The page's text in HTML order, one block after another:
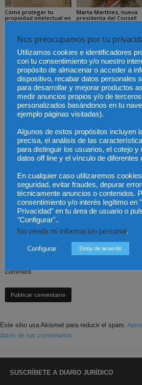
Cómo proteger tu
propiedad intelectual en
el extranjero: claves
Marta Martínez, nueva
presidenta del Consell
de l’Advocacia Catalana
Dejar una respuesta
comment.
Este sitio usa Akismet para reducir el spam.
datos de tus comentarios.
SUSCRÍBETE A DIARIO JURÍDICO
Nos preocupamos por tu
Utilizamos cookies e identificadores
con tu consentimiento y/o nuestro
propósito de almacenar o acceder a
dispositivo, recabar datos personales
para desarrollar y mejorar productos
medir anuncios propios y/o de
personalizados basándonos en tu
ejemplo páginas visitadas).
Algunos de estos propósitos incluyen
precisa, el análisis de las
para distinguir los usuarios, el cotejo y
datos off line y el vínculo de diferentes
En cualquier caso utilizaremos
seguridad, evitar fraudes, depurar
técnicamente anuncios o contenidos.
consentimiento y/o interés legítimo en
Privacidad" en tu área de usuario o
"Configurar"..
No venda mi información personal .
Configurar Estoy de acuerdo